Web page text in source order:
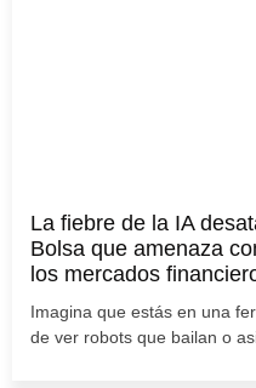
La fiebre de la IA
Bolsa que amenaza
los mercados
Imagina que estás en una
de ver robots que bailan o